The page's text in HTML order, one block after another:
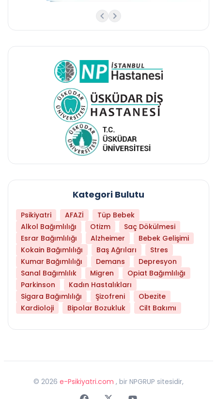
Kategori Bulutu
Psikiyatri AFAZİ
Tüp Bebek
Alkol Bağımlılığı
Otizm
Saç Dökülmesi
Esrar Bağımlılığı
Alzheimer
Bebek Gelişimi
Kokain Bağımlılığı
Baş Ağrıları
Stres
Kumar Bağımlılığı
Demans
Depresyon
Sanal Bağımlılık
Migren
Opiat Bağımlılığı
Parkinson
Kadın Hastalıkları
Sigara Bağımlılığı
Şizofreni
Obezite
Kardioloji
Bipolar Bozukluk Cilt Bakımı
© 2026 e-Psikiyatri.com , bir NPGRUP sitesidir,